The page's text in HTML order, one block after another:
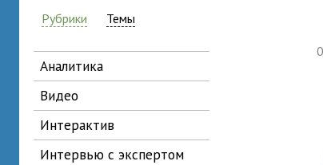
Рубрики Темы
аналитика
видео
интерактив
интервью с экспертом